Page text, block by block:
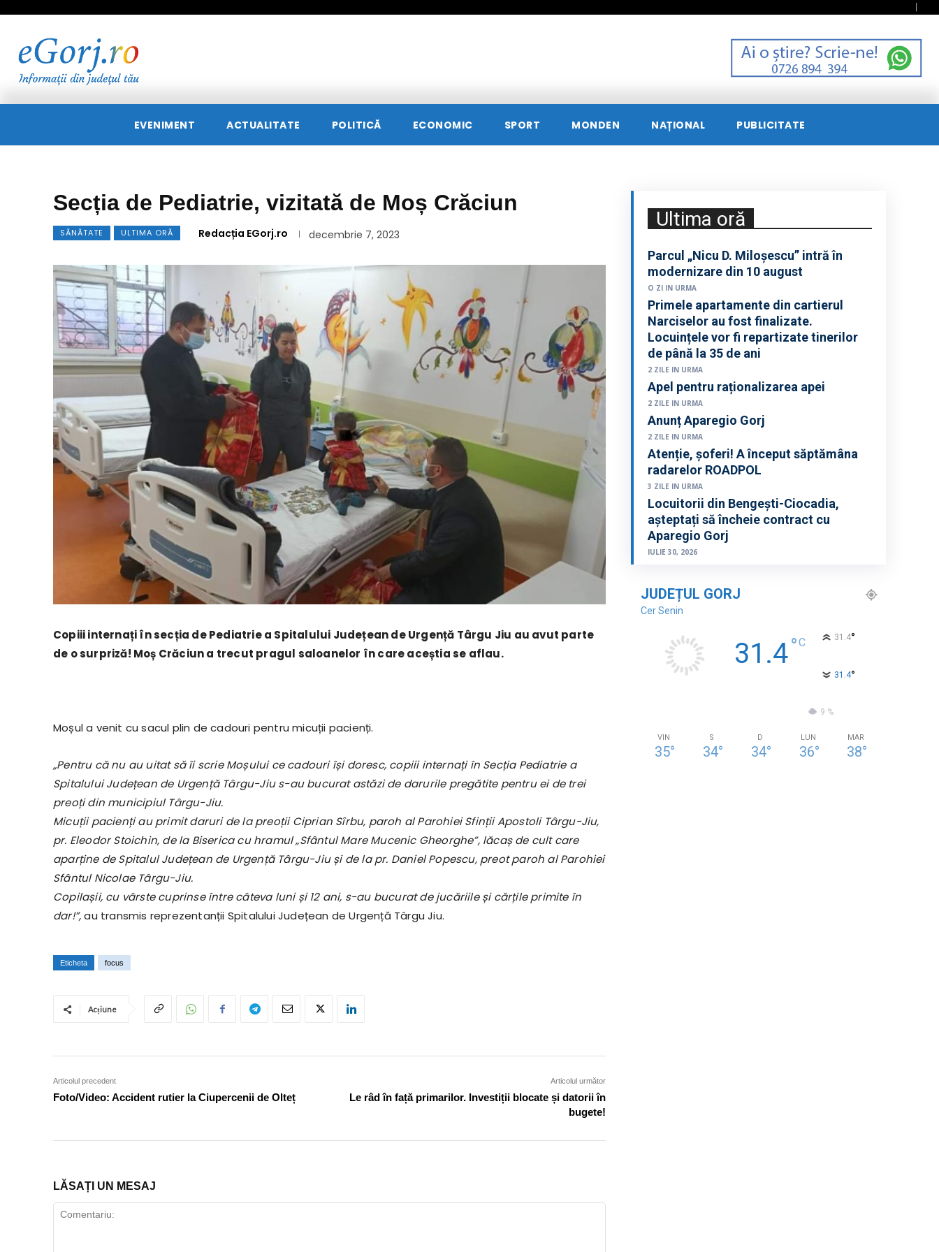
EVENIMENT ACTUALITATE POLITICĂ ECONOMIC SPORT MONDEN NAȚIONAL PUBLICITATE
Secția de Pediatrie, vizitată de Moș Crăciun
SĂNĂTATE ULTIMA ORĂ Redacția EGorj.ro decembrie 7, 2023
Copiii internați în secția de Pediatrie a Spitalului Județean de Urgență Târgu Jiu au avut parte
de o surpriză! Moș Crăciun a trecut pragul saloanelor în care aceștia se aflau.
Moșul a venit cu sacul plin de cadouri pentru micuții pacienți.
„Pentru că nu au uitat să îi scrie Moșului ce cadouri își doresc, copiii internați în Secția Pediatrie a
Spitalului Județean de Urgență Târgu-Jiu s-au bucurat astăzi de darurile pregătite pentru ei de trei
preoți din municipiul Târgu-Jiu.
Micuții pacienți au primit daruri de la preoții Ciprian Sîrbu, paroh al Parohiei Sfinții Apostoli Târgu-Jiu,
pr. Eleodor Stoichin, de la Biserica cu hramul „Sfântul Mare Mucenic Gheorghe”, lăcaș de cult care
aparține de Spitalul Județean de Urgență Târgu-Jiu și de la pr. Daniel Popescu, preot paroh al Parohiei
Sfântul Nicolae Târgu-Jiu.
Copilașii, cu vârste cuprinse între câteva luni și 12 ani, s-au bucurat de jucăriile și cărțile primite în
dar!”,au transmis reprezentanții Spitalului Județean de Urgență Târgu Jiu.
Eticheta focus
Acțiune
Articolul precedent
Foto/Video: Accident rutier la Ciupercenii de Olteț
Articolul următor
Le râd în față primarilor. Investiții blocate și datorii în
bugete!
LĂSAȚI UN MESAJ
Ultima oră
Parcul „Nicu D. Miloșescu” intră în
modernizare din 10 august
O ZI IN URMA
Primele apartamente din cartierul
Narciselor au fost finalizate.
Locuințele vor fi repartizate tinerilor
de până la 35 de ani
2 ZILE IN URMA
Apel pentru raționalizarea apei
2 ZILE IN URMA
Anunț Aparegio Gorj
2 ZILE IN URMA
Atenție, șoferi! A început săptămâna
radarelor ROADPOL
3 ZILE IN URMA
Locuitorii din Bengești-Ciocadia,
așteptați să încheie contract cu
Aparegio Gorj
IULIE 30, 2026
JUDEȚUL GORJ
Cer Senin
31.4°C 31.4°
31.4°
9 %
VIN
35°
S
34°
D
34°
LUN
36°
MAR
38°